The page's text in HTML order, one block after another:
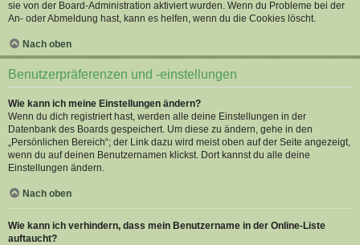
sie von der Board-Administration aktiviert wurden. Wenn du Probleme bei der
An- oder Abmeldung hast, kann es helfen, wenn du die Cookies löscht.
Nach oben
Benutzerpräferenzen und -einstellungen
Wie kann ich meine Einstellungen ändern?
Wenn du dich registriert hast, werden alle deine Einstellungen in der
Datenbank des Boards gespeichert. Um diese zu ändern, gehe in den
„Persönlichen Bereich“; der Link dazu wird meist oben auf der Seite angezeigt,
wenn du auf deinen Benutzernamen klickst. Dort kannst du alle deine
Einstellungen ändern.
Nach oben
Wie kann ich verhindern, dass mein Benutzername in der Online-Liste
auftaucht?